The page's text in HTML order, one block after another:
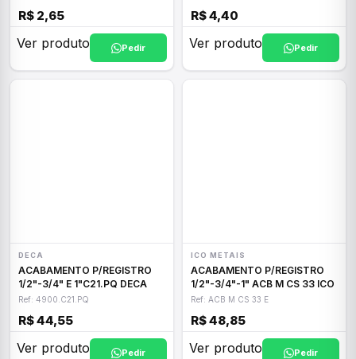
R$ 2,65
Ver produto Pedir
R$ 4,40
Ver produto Pedir
DECA
ACABAMENTO P/REGISTRO
1/2"-3/4" E 1"C21.PQ DECA
Ref: 4900.C21.PQ
R$ 44,55
Ver produto Pedir
ICO METAIS
ACABAMENTO P/REGISTRO
1/2"-3/4"-1" ACB M CS 33 ICO
Ref: ACB M CS 33 E
R$ 48,85
Ver produto Pedir